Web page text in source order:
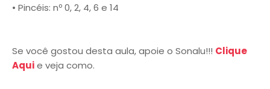
• Pincéis: nº 0, 2, 4, 6 e 14
Se você gostou desta aula, apoie o Sonalu!!! Clique
Aquie veja como.